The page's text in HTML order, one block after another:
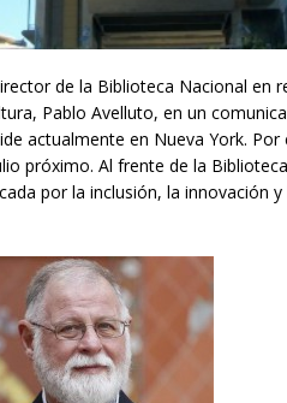
de la Biblioteca Nacional en
Pablo Avelluto, en un
actualmente en Nueva York.
próximo. Al frente de la
por la inclusión, la innovación